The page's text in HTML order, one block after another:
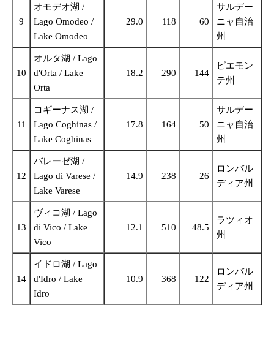
9
オモデオ湖 /
Lago Omodeo /
Lake Omodeo
29.0 118 60
サルデー
ニャ自治
州
10
オルタ湖 / Lago
d'Orta / Lake
Orta
18.2 290 144
ピエモン
テ州
11
コギーナス湖 /
Lago Coghinas /
Lake Coghinas
17.8 164 50
サルデー
ニャ自治
州
12
バレーゼ湖 /
Lago di Varese /
Lake Varese
14.9 238 26
ロンバル
ディア州
13
ヴィコ湖 / Lago
di Vico / Lake
Vico
12.1 510 48.5
ラツィオ
州
14
イドロ湖 / Lago
d'Idro / Lake
Idro
10.9 368 122
ロンバル
ディア州